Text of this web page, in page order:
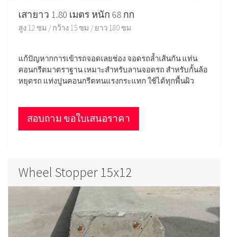
เสายาว 1.80 เมตร หนัก 68 กก
สูง 12 ซม / กว้าง 15 ซม / ยาว 180 ซม
แก้ปัญหากการเข้ารถจอดเลยช่อง จอดรถล้ำเส้นกัน แท่น
คอนกรีตมาตราฐาน เหมาะสำหรับลานจอดรถ สำหรับกั้นล้อ
หยุดรถ แท่งปูนคอนกรีตทนแรงกระแทก ใช้ได้ทุกพื้นผิว
สอบถาม ขอใบเสนอราคา
Wheel Stopper 15x12